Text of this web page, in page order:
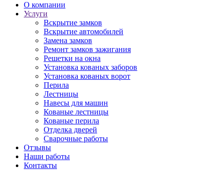
О компании
Услуги
Вскрытие замков
Вскрытие автомобилей
Замена замков
Ремонт замков зажигания
Решетки на окна
Установка кованых заборов
Установка кованых ворот
Перила
Лестницы
Навесы для машин
Кованые лестницы
Кованые перила
Отделка дверей
Сварочные работы
Отзывы
Наши работы
Контакты